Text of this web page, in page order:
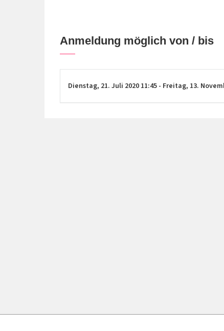
Anmeldung möglich von / bis
Dienstag, 21. Juli 2020 11:45 - Freitag, 13.